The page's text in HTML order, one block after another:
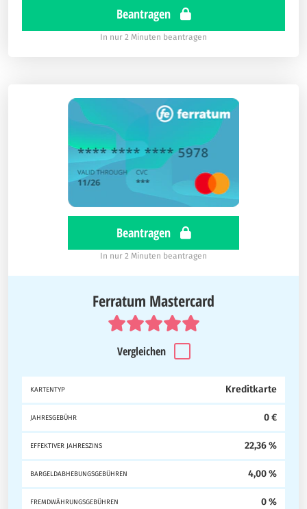
Beantragen
In nur 2 Minuten beantragen
Beantragen
In nur 2 Minuten beantragen
Ferratum Mastercard
Vergleichen
KARTENTYP Kreditkarte
JAHRESGEBÜHR 0 €
EFFEKTIVER JAHRESZINS 22,36 %
BARGELDABHEBUNGSGEBÜHREN 4,00 %
FREMDWÄHRUNGSGEBÜHREN 0 %